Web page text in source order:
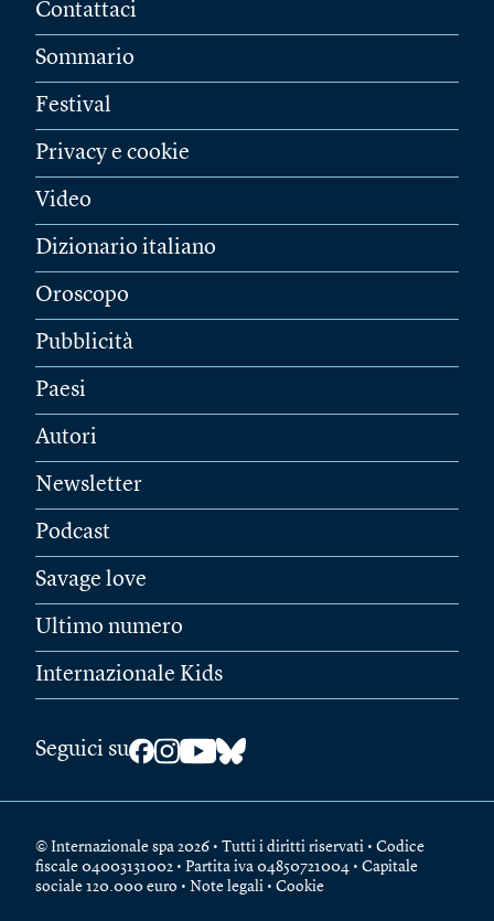
Contattaci
Sommario
Festival
Privacy e cookie
Video
Dizionario italiano
Oroscopo
Pubblicità
Paesi
Autori
Newsletter
Podcast
Savage love
Ultimo numero
Internazionale Kids
Seguici su
© Internazionale spa 2026 • Tutti i diritti riservati • Codice
fiscale 04003131002 • Partita iva 04850721004 • Capitale
sociale 120.000 euro • Note legali • Cookie